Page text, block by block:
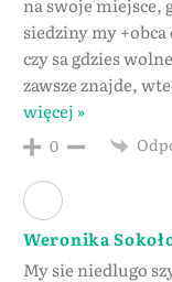
siedziny my
czy sa gdzies
zawsze znajde,
więcej »
0
Weronika
My sie niedlugo